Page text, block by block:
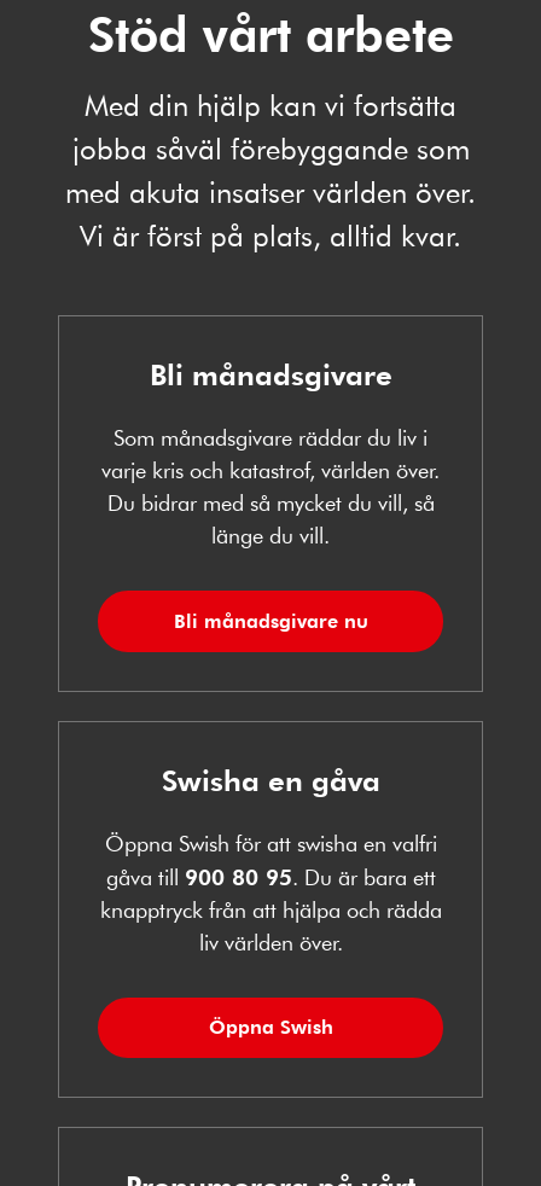
Stöd vårt arbete
Med din hjälp kan vi fortsätta
jobba såväl förebyggande som
med akuta insatser världen över.
Vi är först på plats, alltid kvar.
Bli månadsgivare
Som månadsgivare räddar du liv i
varje kris och katastrof, världen över.
Du bidrar med så mycket du vill, så
länge du vill.
Bli månadsgivare nu
Swisha en gåva
Öppna Swish för att swisha en valfri
gåva till 900 80 95. Du är bara ett
knapptryck från att hjälpa och rädda
liv världen över.
Öppna Swish